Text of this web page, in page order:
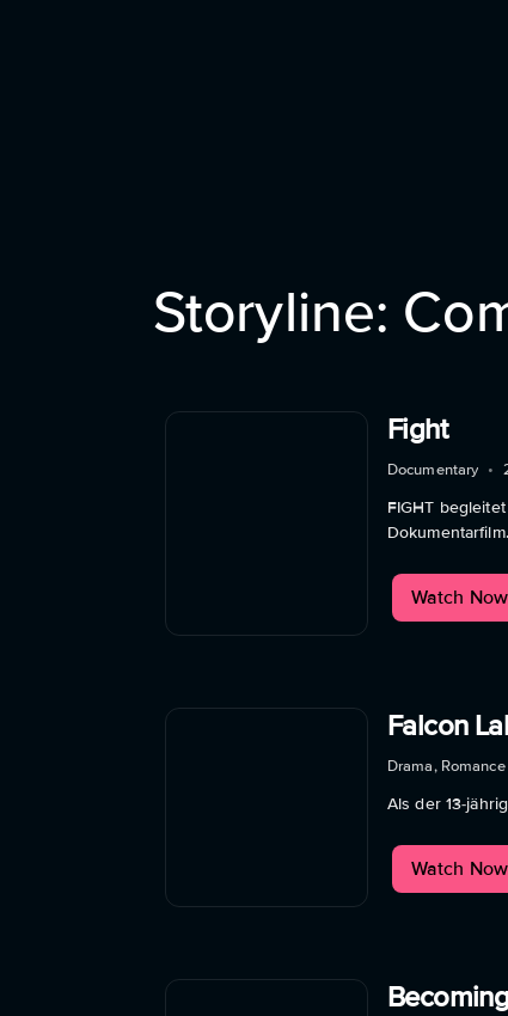
Storyline:
Fight
Documentary •
FIGHT
Dokumentarfilm.
Watch Now
Falcon
Drama, Romance
Als der 13-
Watch Now